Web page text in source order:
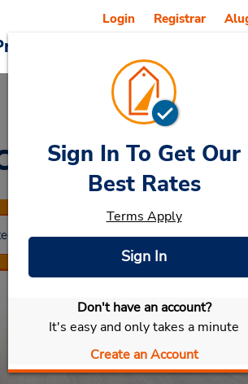
Veículos e
Login Registrar
Rental
Selecionar meu carro
Sign In To Get Our
Best Rates
Terms Apply
Sign In
Don't have an account?
It's easy and only takes a minute
Create an Account